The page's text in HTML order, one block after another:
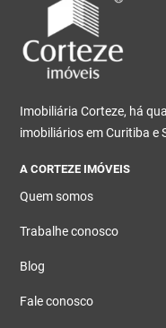
Imobiliária Corteze, há
imobiliários em Curitiba e
A CORTEZE IMÓVEIS
Quem somos
Trabalhe conosco
Blog
Fale conosco